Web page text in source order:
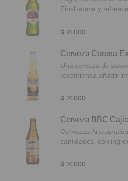
Final suave y
$ 20000
Cerveza Corona
Una cerveza de
recomienda añadir
$ 20000
Cerveza BBC
Cervezas
cantidades, con
$ 20000